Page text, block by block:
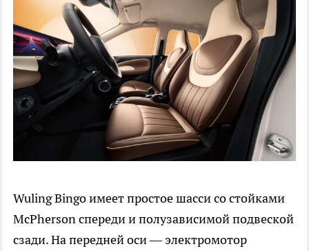
Wuling Bingo имеет простое шасси со стойками
McPherson спереди и полузависимой подвеской
сзади. На передней оси — электромотор